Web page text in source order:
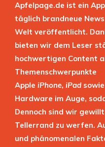
Apfelpage.de ist ein
täglich brandneue
Welt veröffentlicht.
bieten wir dem Leser
hochwertigen Content
Themenschwerpunkte
Apple iPhone, iPad sowie
Hardware im Auge,
Dennoch sind wir
Tellerrand zu werfen.
und phänomenalen